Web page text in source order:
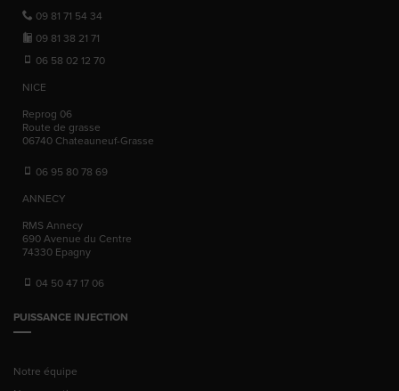
09 81 71 54 34
09 81 38 21 71
06 58 02 12 70
NICE
Reprog 06
Route de grasse
06740 Chateauneuf-Grasse
06 95 80 78 69
ANNECY
RMS Annecy
690 Avenue du Centre
74330 Epagny
04 50 47 17 06
PUISSANCE INJECTION
Notre équipe